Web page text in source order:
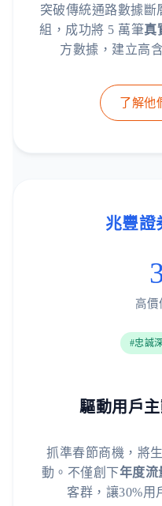
突破傳統通路數據斷
組，成功將 5 萬筆真
方數據，建立高
了解他
兆豐證
高價
#忠誠
驅動用戶
抓準春節商機，將
動。不僅創下年度流
客群，讓30%用